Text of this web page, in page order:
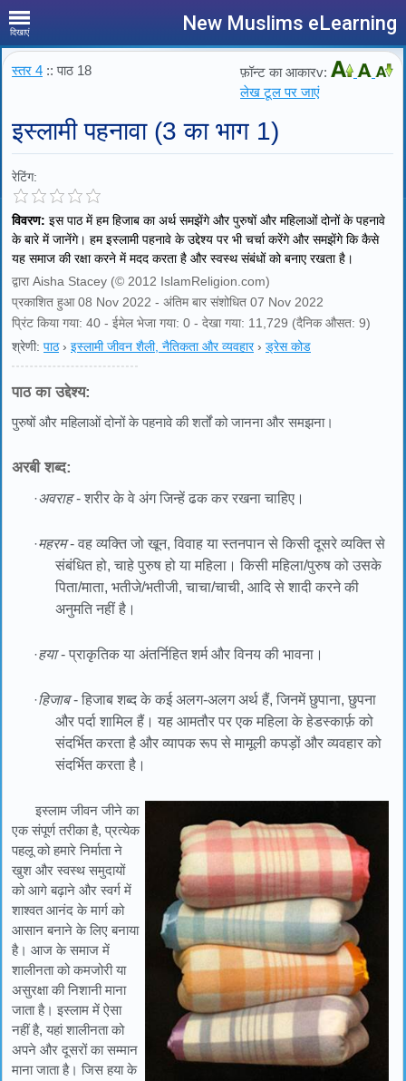
दिखाएं New Muslims eLearning
स्तर 4 :: पाठ 18
फ़ॉन्ट का आकारv:
लेख टूल पर जाएं
इस्लामी पहनावा (3 का भाग 1)
रेटिंग:
विवरण: इस पाठ में हम हिजाब का अर्थ समझेंगे और पुरुषों और महिलाओं दोनों के पहनावे
के बारे में जानेंगे। हम इस्लामी पहनावे के उद्देश्य पर भी चर्चा करेंगे और समझेंगे कि कैसे
यह समाज की रक्षा करने में मदद करता है और स्वस्थ संबंधों को बनाए रखता है।
द्वारा Aisha Stacey (© 2012 IslamReligion.com)
प्रकाशित हुआ 08 Nov 2022 - अंतिम बार संशोधित 07 Nov 2022
प्रिंट किया गया: 40 - ईमेल भेजा गया: 0 - देखा गया: 11,729 (दैनिक औसत: 9)
श्रेणी: पाठ› इस्लामी जीवन शैली, नैतिकता और व्यवहार› ड्रेस कोड
पाठ का उद्देश्य:
पुरुषों और महिलाओं दोनों के पहनावे की शर्तों को जानना और समझना।
अरबी शब्द:
·अवराह- शरीर के वे अंग जिन्हें ढक कर रखना चाहिए।
·महरम- वह व्यक्ति जो खून, विवाह या स्तनपान से किसी दूसरे व्यक्ति से
संबंधित हो, चाहे पुरुष हो या महिला। किसी महिला/पुरुष को उसके
पिता/माता, भतीजे/भतीजी, चाचा/चाची, आदि से शादी करने की
अनुमति नहीं है।
·हया- प्राकृतिक या अंतर्निहित शर्म और विनय की भावना।
·हिजाब- हिजाब शब्द के कई अलग-अलग अर्थ हैं, जिनमें छुपाना, छुपना
और पर्दा शामिल हैं। यह आमतौर पर एक महिला के हेडस्कार्फ़ को
संदर्भित करता है और व्यापक रूप से मामूली कपड़ों और व्यवहार को
संदर्भित करता है।
इस्लाम जीवन जीने का
एक संपूर्ण तरीका है, प्रत्येक
पहलू को हमारे निर्माता ने
खुश और स्वस्थ समुदायों
को आगे बढ़ाने और स्वर्ग में
शाश्वत आनंद के मार्ग को
आसान बनाने के लिए बनाया
है। आज के समाज में
शालीनता को कमजोरी या
असुरक्षा की निशानी माना
जाता है। इस्लाम में ऐसा
नहीं है, यहां शालीनता को
अपने और दूसरों का सम्मान
माना जाता है। जिस हया के